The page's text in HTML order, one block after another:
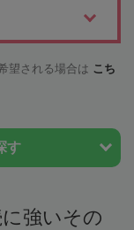
望される場合は こち
す
強いその